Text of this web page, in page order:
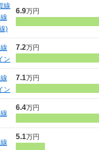
線
)
6.9万円
ン
7.2万円
ン
7.1万円
6.4万円
5.1万円